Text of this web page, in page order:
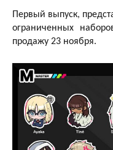
Первый выпуск,
ограниченных
продажу 23 ноября.